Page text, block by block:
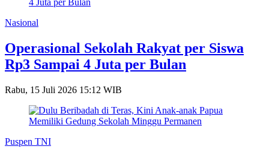
Nasional
Operasional Sekolah Rakyat per Siswa
Rp3 Sampai 4 Juta per Bulan
Rabu, 15 Juli 2026 15:12 WIB
Puspen TNI